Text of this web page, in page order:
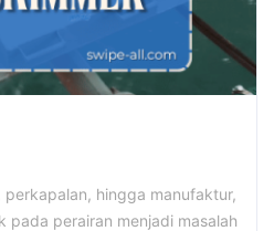
hingga manufaktur,
pada perairan menjadi masalah